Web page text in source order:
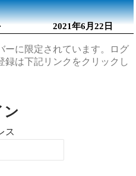
2021年6月22日
ーに限定されています。ログ
録は下記リンクをクリックし
ン
ス